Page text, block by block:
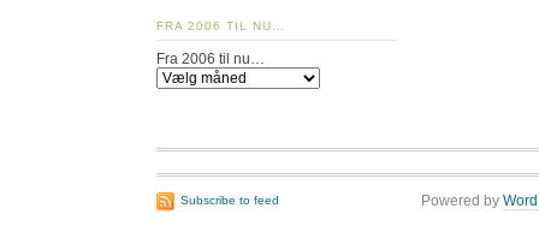
FRA 2006 TIL NU…
Fra 2006 til nu…
Subscribe to feed Powered by